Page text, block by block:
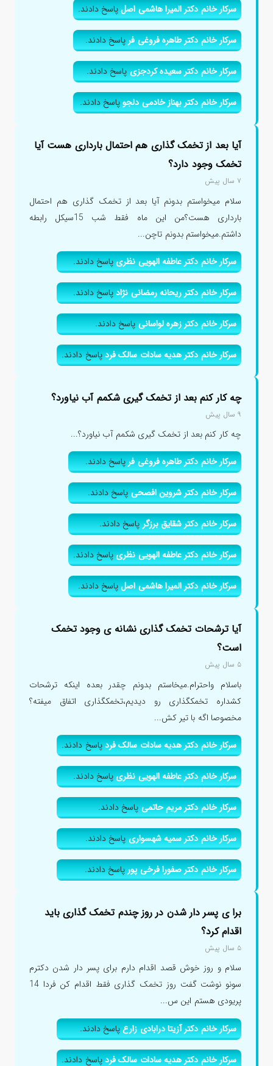
سرکار خانم دکتر المیرا هاشمی اصلپاسخ دادند.
سرکار خانم دکتر طاهره فروغی فرپاسخ دادند.
سرکار خانم دکتر سعیده کردجزیپاسخ دادند.
سرکار خانم دکتر بهناز خادمی دلجوپاسخ دادند.
آیا بعد از تخمک گذاری هم احتمال بارداری هست آیا
تخمک وجود دارد؟
۷ سال پیش
سلام میخواستم بدونم آیا بعد از تخمک گذاری هم احتمال
بارداری هست؟من این ماه فقط شب 15سیکل رابطه
داشتم.میخواستم بدونم تاچن...
سرکار خانم دکتر عاطفه الهویی نظریپاسخ دادند.
سرکار خانم دکتر ریحانه رمضانی نژادپاسخ دادند.
سرکار خانم دکتر زهره لواسانیپاسخ دادند.
سرکار خانم دکتر هدیه سادات سالک فردپاسخ دادند.
چه کار کنم بعد از تخمک گیری شکمم آب نیاورد؟
۹ سال پیش
چه کار کنم بعد از تخمک گیری شکمم آب نیاورد؟...
سرکار خانم دکتر طاهره فروغی فرپاسخ دادند.
سرکار خانم دکتر شروین افصحیپاسخ دادند.
سرکار خانم دکتر شقایق برزگرپاسخ دادند.
سرکار خانم دکتر عاطفه الهویی نظریپاسخ دادند.
سرکار خانم دکتر المیرا هاشمی اصلپاسخ دادند.
آیا ترشحات تخمک گذاری نشانه ی وجود تخمک
است؟
۵ سال پیش
باسلام واحترام.میخاستم بدونم چقدر بعده اینکه ترشحات
کشداره تخمکگذاری رو دیدیم،تخمکگذاری اتفاق میفته؟
مخصوصا اگه با تیر کش...
سرکار خانم دکتر هدیه سادات سالک فردپاسخ دادند.
سرکار خانم دکتر عاطفه الهویی نظریپاسخ دادند.
سرکار خانم دکتر مریم حاتمیپاسخ دادند.
سرکار خانم دکتر سمیه شهسواریپاسخ دادند.
سرکار خانم دکتر صفورا فرخی پورپاسخ دادند.
برا ی پسر دار شدن در روز چندم تخمک گذاری باید
اقدام کرد؟
۵ سال پیش
سلام و روز خوش قصد اقدام دارم برای پسر دار شدن دکترم
سونو نوشت گفت روز تخمک گذاری فقط اقدام کن فردا 14
پریودی هستم این س...
سرکار خانم دکتر آزیتا درابادی زارعپاسخ دادند.
سرکار خانم دکتر هدیه سادات سالک فردپاسخ دادند.